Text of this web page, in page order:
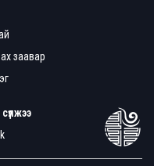
заавар